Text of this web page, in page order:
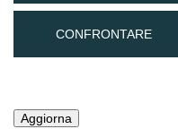
CONFRONTARE